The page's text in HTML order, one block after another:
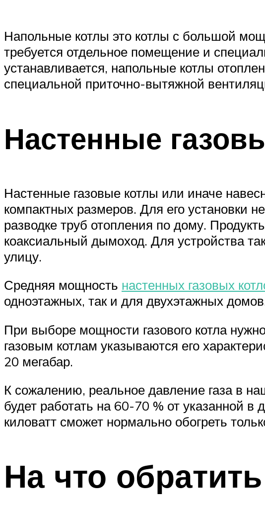
Напольные котлы это котлы с большой
требуется отдельное помещение и
устанавливается, напольные котлы
специальной приточно-вытяжной
Настенные
Настенные газовые котлы или иначе
компактных размеров. Для его установки
разводке труб отопления по дому.
коаксиальный дымоход. Для устройства
улицу.
Средняя мощность настенных газовых
одноэтажных, так и для двухэтажных
При выборе мощности газового котла
газовым котлам указываются его
20 мегабар.
К сожалению, реальное давление газа в
будет работать на 60-70 % от указанной
киловатт сможет нормально обогреть
На что